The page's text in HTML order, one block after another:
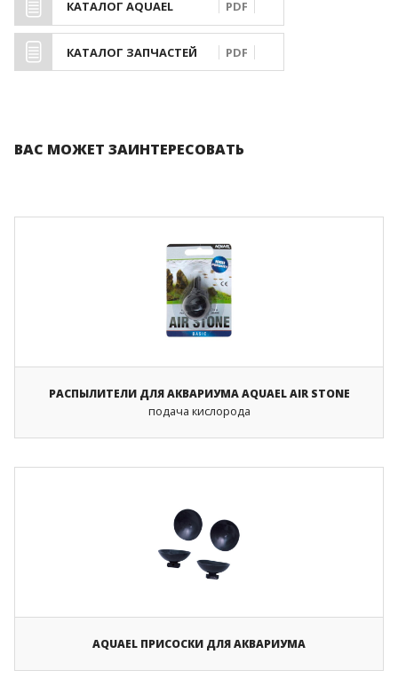
КАТАЛОГ AQUAEL PDF
КАТАЛОГ ЗАПЧАСТЕЙ PDF
ВАС МОЖЕТ ЗАИНТЕРЕСОВАТЬ
РАСПЫЛИТЕЛИ ДЛЯ АКВАРИУМА AQUAEL AIR STONE
подача кислорода
AQUAEL ПРИСОСКИ ДЛЯ АКВАРИУМА
ПОКАЗАТЬ СПИСОК
ПОКАЗАТЬ СРАВНЕНИЕ
ДОБАВИТЬ СЛЕДУЮЩИЙ
ПОИСК